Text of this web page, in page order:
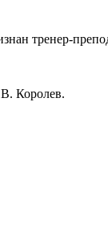
тренер-
Королев.